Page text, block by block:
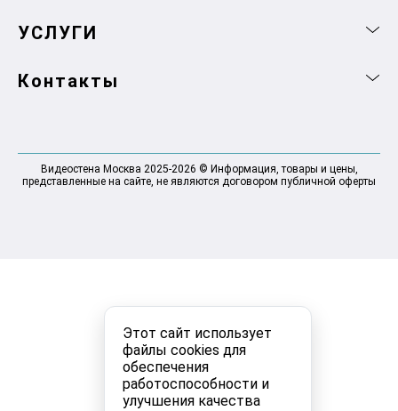
Этот сайт использует
файлы cookies для
обеспечения
работоспособности и
улучшения качества
УСЛУГИ
Контакты
Видеостена Москва 2025-2026 © Информация, товары и цены,
представленные на сайте, не являются договором публичной оферты